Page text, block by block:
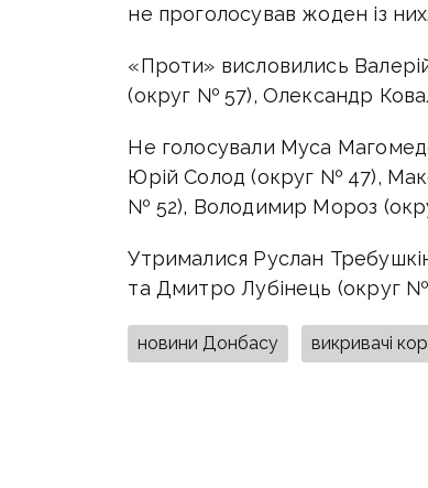
не проголосував жоден із них.
«Проти» висловились
(округ № 57), Олександр
Не голосували Муса
Юрій Солод (округ № 47),
№ 52), Володимир Мороз
Утрималися Руслан
та Дмитро Лубінець (округ №
новини Донбасу викривачі